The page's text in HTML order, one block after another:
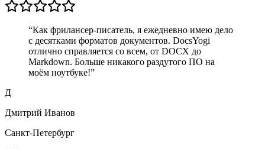
“Как фрилансер-писатель, я ежедневно имею дело
с десятками форматов документов. DocsYogi
отлично справляется со всем, от DOCX до
Markdown. Больше никакого раздутого ПО на
моём ноутбуке!”
Д
Дмитрий Иванов
Санкт-Петербург